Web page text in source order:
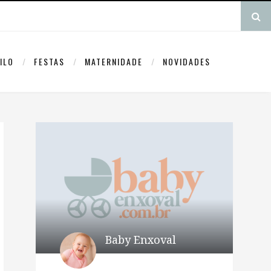
FESTAS MATERNIDADE NOVIDADES
Baby Enxoval